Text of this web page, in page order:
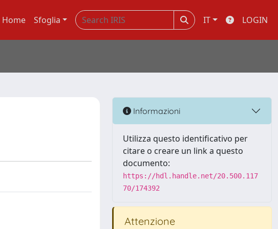
Home Sfoglia IT LOGIN
Informazioni
Utilizza questo identificativo per
citare o creare un link a questo
documento:
https://hdl.handle.net/20.500.117
70/174392
Attenzione